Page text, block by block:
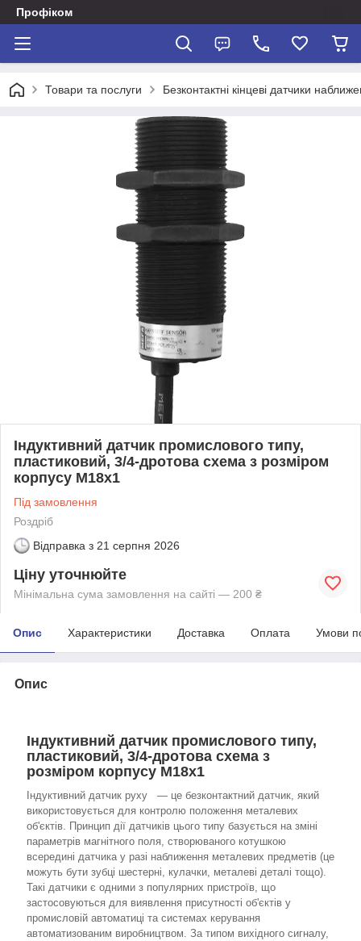
Профіком
Товари та послуги Безконтактні кінцеві датчики
Індуктивний датчик промислового типу,
пластиковий, 3/4-дротова схема з розміром
корпусу M18x1
Під замовлення
Роздріб
Відправка з 21 серпня 2026
Ціну уточнюйте
Мінімальна сума замовлення на сайті — 200 ₴
Опис Характеристики Доставка Оплата Умови
Опис
Індуктивний датчик промислового типу,
пластиковий, 3/4-дротова схема з
розміром корпусу M18x1
Індуктивний датчик руху — це безконтактний датчик, який
використовується для контролю положення металевих
об'єктів. Принцип дії датчиків цього типу базується на зміні
параметрів магнітного поля, створюваного котушкою
всередині датчика у разі наближення металевих предметів (це
можуть бути зубці шестерні, кулачки, металеві деталі тощо).
Такі датчики є одними з популярних пристроїв, що
застосовуються для виявлення присутності об'єктів у
промисловій автоматиці та системах керування
автоматизованим виробництвом. За типом вихідного сигналу,